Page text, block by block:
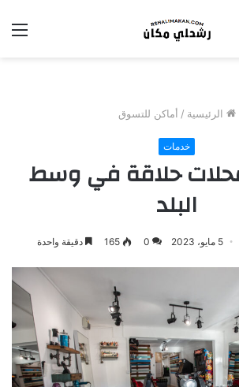
الرئيسية / أماكن للتسوق
خدمات
3 محلات حلاقة في وسط
البلد
5 مايو، 2023 0
165 دقيقة واحدة